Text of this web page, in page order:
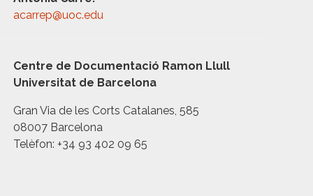
acarrep@uoc.edu
Centre de Documentació Ramon Llull
Universitat de Barcelona
Gran Via de les Corts Catalanes, 585
08007 Barcelona
Telèfon: +34 93 402 09 65